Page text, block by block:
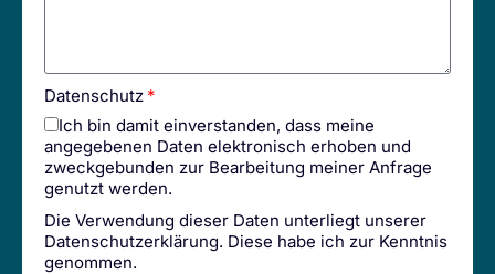
Datenschutz
Ich bin damit einverstanden, dass meine
angegebenen Daten elektronisch erhoben und
zweckgebunden zur Bearbeitung meiner Anfrage
genutzt werden.
Die Verwendung dieser Daten unterliegt unserer
Datenschutzerklärung. Diese habe ich zur Kenntnis
genommen.